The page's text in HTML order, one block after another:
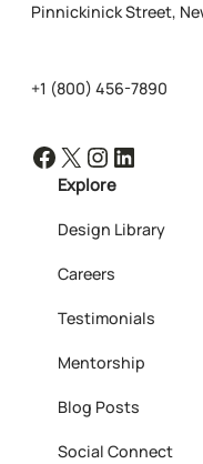
Pinnickinick Street,
+1 (800) 456-7890
Facebook X Instagram LinkedIn
Explore
Design Library
Careers
Testimonials
Mentorship
Blog Posts
Social Connect